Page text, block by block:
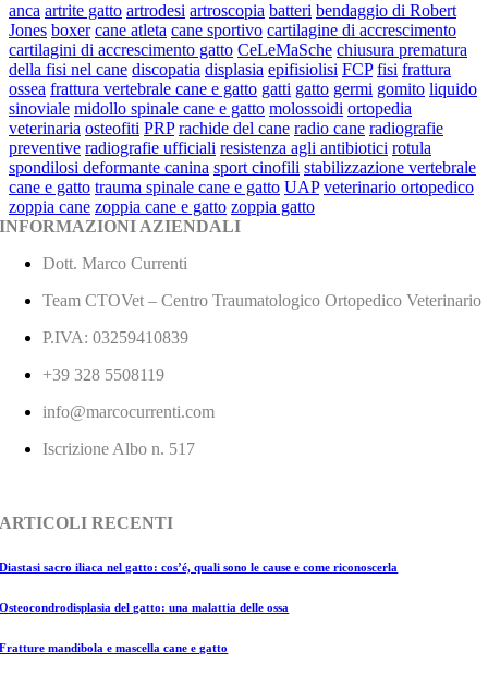
anca artrite gatto artrodesi artroscopia batteri bendaggio di Robert
Jones boxer cane atleta cane sportivo cartilagine di accrescimento
cartilagini di accrescimento gatto CeLeMaSche chiusura prematura
della fisi nel cane discopatia displasia epifisiolisi FCP fisi frattura
ossea frattura vertebrale cane e gatto gatti gatto germi gomito liquido
sinoviale midollo spinale cane e gatto molossoidi ortopedia
veterinaria osteofiti PRP rachide del cane radio cane radiografie
preventive radiografie ufficiali resistenza agli antibiotici rotula
spondilosi deformante canina sport cinofili stabilizzazione vertebrale
cane e gatto trauma spinale cane e gatto UAP veterinario ortopedico
zoppia cane zoppia cane e gatto zoppia gatto
INFORMAZIONI AZIENDALI
Dott. Marco Currenti
Team CTOVet – Centro Traumatologico Ortopedico Veterinario
P.IVA: 03259410839
+39 328 5508119
info@marcocurrenti.com
Iscrizione Albo n. 517
ARTICOLI RECENTI
Diastasi sacro iliaca nel gatto: cos’é, quali sono le cause e come riconoscerla
Osteocondrodisplasia del gatto: una malattia delle ossa
Fratture mandibola e mascella cane e gatto